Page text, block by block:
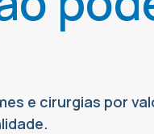
e cirurgias por